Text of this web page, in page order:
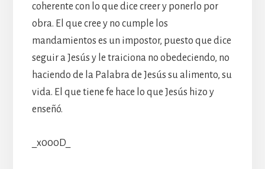
coherente con lo que dice creer y ponerlo por
obra. El que cree y no cumple los
mandamientos es un impostor, puesto que dice
seguir a Jesús y le traiciona no obedeciendo, no
haciendo de la Palabra de Jesús su alimento, su
vida. El que tiene fe hace lo que Jesús hizo y
enseñó.
_x000D_